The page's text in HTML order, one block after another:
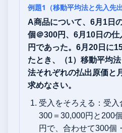
例題1（移動平均法と先入先
A商品について、6月1日
個＠300円、6月10日の
円であった。6月20日に
たとき、（1）移動平均
法それぞれの払出原価と
求めなさい。
受入をそろえる：受入
300＝30,000円と200
円で、合わせて300個